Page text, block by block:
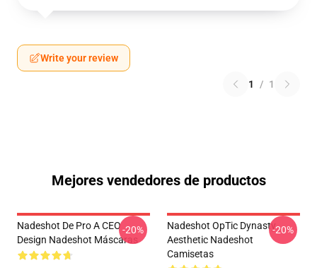
Write your review
1 / 1
Mejores vendedores de productos
Nadeshot De Pro A CEO
Design Nadeshot Máscaras
-20%
Nadeshot OpTic Dynasty
Aesthetic Nadeshot
Camisetas
-20%